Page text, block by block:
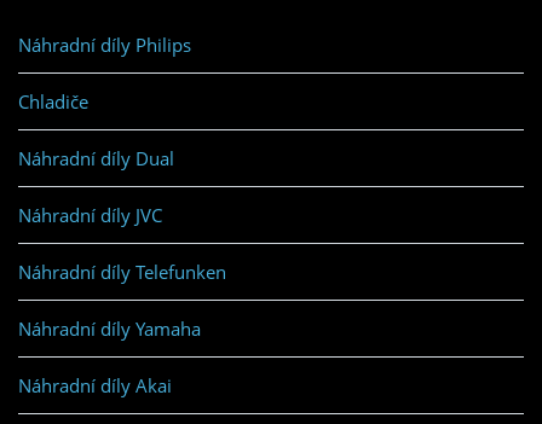
Náhradní díly Philips
Chladiče
Náhradní díly Dual
Náhradní díly JVC
Náhradní díly Telefunken
Náhradní díly Yamaha
Náhradní díly Akai